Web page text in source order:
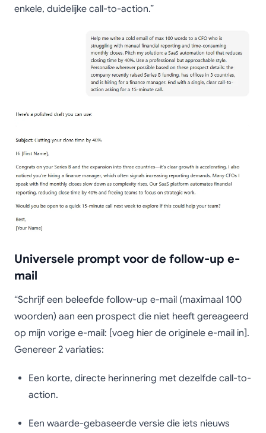
enkele, duidelijke call-to-action.”
Universele prompt voor de follow-up e-
mail
“Schrijf een beleefde follow-up e-mail (maximaal 100
woorden) aan een prospect die niet heeft gereageerd
op mijn vorige e-mail: [voeg hier de originele e-mail in].
Genereer 2 variaties:
Een korte, directe herinnering met dezelfde call-to-
action.
Een waarde-gebaseerde versie die iets nieuws